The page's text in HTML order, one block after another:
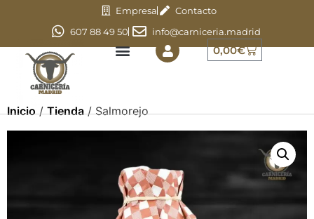
Empresa
Contacto
607 88 49 50
info@carniceria.madrid
0,00€
Inicio/Tienda/ Salmorejo